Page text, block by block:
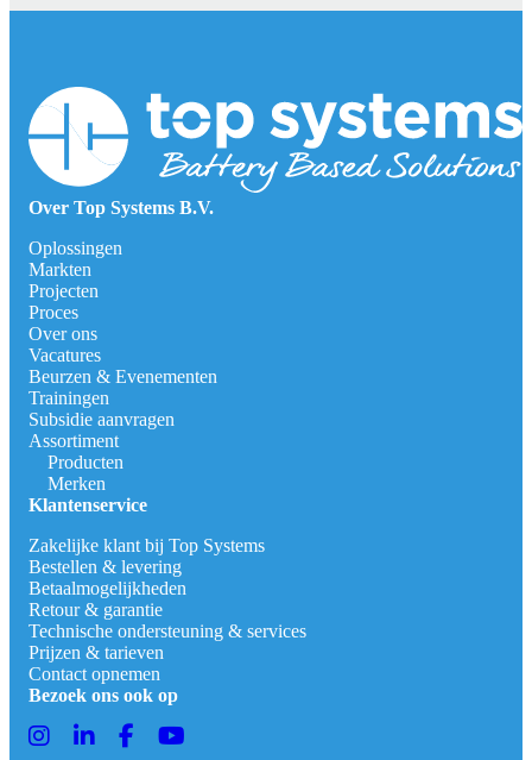
Over Top Systems B.V.
Oplossingen
Markten
Projecten
Proces
Over ons
Vacatures
Beurzen & Evenementen
Trainingen
Subsidie aanvragen
Assortiment
Producten
Merken
Klantenservice
Zakelijke klant bij Top Systems
Bestellen & levering
Betaalmogelijkheden
Retour & garantie
Technische ondersteuning & services
Prijzen & tarieven
Contact opnemen
Bezoek ons ook op